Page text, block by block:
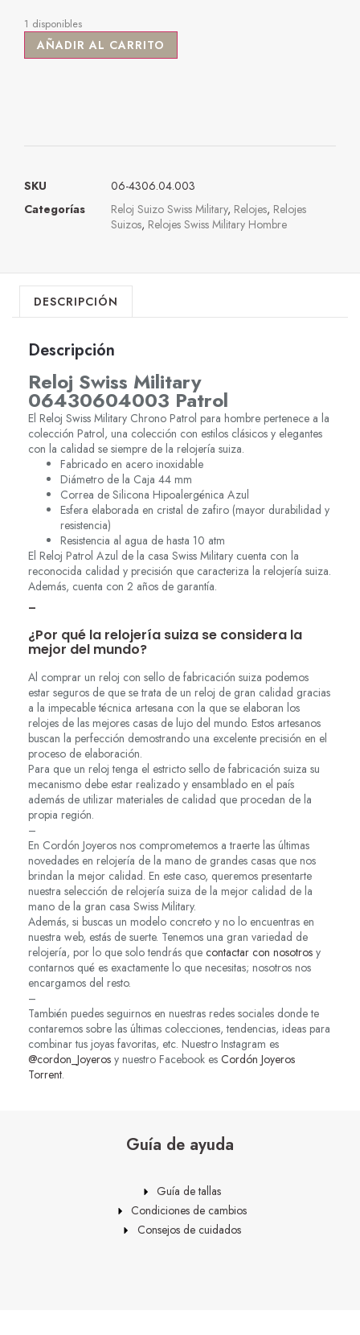
1 disponibles
AÑADIR AL CARRITO
SKU
06-4306.04.003
Categorías
Reloj Suizo Swiss Military, Relojes, Relojes
Suizos, Relojes Swiss Military Hombre
DESCRIPCIÓN
Descripción
Reloj Swiss Military
06430604003 Patrol
El Reloj Swiss Military Chrono Patrol para hombre pertenece a la
colección Patrol, una colección con estilos clásicos y elegantes
con la calidad se siempre de la relojería suiza.
Fabricado en acero inoxidable
Diámetro de la Caja 44 mm
Correa de Silicona Hipoalergénica Azul
Esfera elaborada en cristal de zafiro (mayor durabilidad y
resistencia)
Resistencia al agua de hasta 10 atm
El Reloj Patrol Azul de la casa Swiss Military cuenta con la
reconocida calidad y precisión que caracteriza la relojería suiza.
Además, cuenta con 2 años de garantía.
–
¿Por qué la relojería suiza se considera la
mejor del mundo?
Al comprar un reloj con sello de fabricación suiza podemos
estar seguros de que se trata de un reloj de gran calidad gracias
a la impecable técnica artesana con la que se elaboran los
relojes de las mejores casas de lujo del mundo. Estos artesanos
buscan la perfección demostrando una excelente precisión en el
proceso de elaboración.
Para que un reloj tenga el estricto sello de fabricación suiza su
mecanismo debe estar realizado y ensamblado en el país
además de utilizar materiales de calidad que procedan de la
propia región.
–
En Cordón Joyeros nos comprometemos a traerte las últimas
novedades en relojería de la mano de grandes casas que nos
brindan la mejor calidad. En este caso, queremos presentarte
nuestra selección de relojería suiza de la mejor calidad de la
mano de la gran casa Swiss Military.
Además, si buscas un modelo concreto y no lo encuentras en
nuestra web, estás de suerte. Tenemos una gran variedad de
relojería, por lo que solo tendrás que contactar con nosotros y
contarnos qué es exactamente lo que necesitas; nosotros nos
encargamos del resto.
–
También puedes seguirnos en nuestras redes sociales donde te
contaremos sobre las últimas colecciones, tendencias, ideas para
combinar tus joyas favoritas, etc. Nuestro Instagram es
@cordon_Joyeros y nuestro Facebook es Cordón Joyeros
Torrent.
Guía de ayuda
Guía de tallas
Condiciones de cambios
Consejos de cuidados